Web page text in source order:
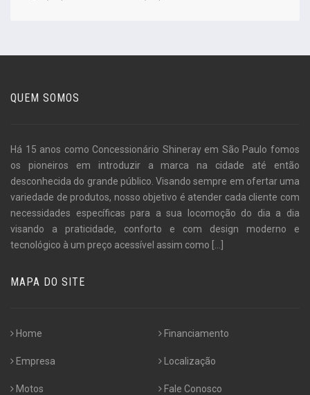
QUEM SOMOS
Há 15 anos como Concessionário Shineray em São Paulo fomos
os pioneiros em introduzir a marca na cidade até então
desconhecida do grande público. Visando sempre em ofertar uma
variedade de produtos, nosso objetivo é atender cada cliente com
necessidades específicas para a sua locomoção do dia a dia
visando a praticidade, conforto e com design moderno e
tecnológico à um preço acessível assim como [...]
MAPA DO SITE
Home
Empresa
Motos
Financiamento
Localização
Fale Conosco